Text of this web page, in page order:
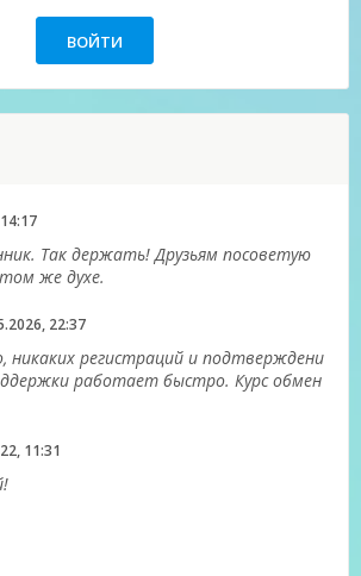
Так держать! Друзьям посоветую
же духе.
22:37
никаких регистраций и подтверждени
работает быстро. Курс обмен
11:31